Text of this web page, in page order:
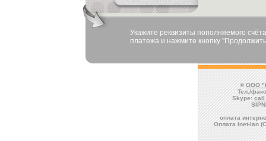
Укажите реквизиты пополняемого
платежа и нажмите кнопку
©ООО
Тел./
Skype:
оплата
Оплата inet-lan